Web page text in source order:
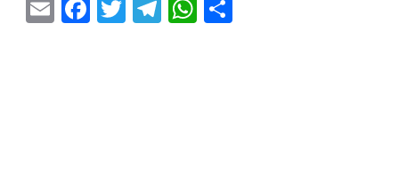
E F T T W S